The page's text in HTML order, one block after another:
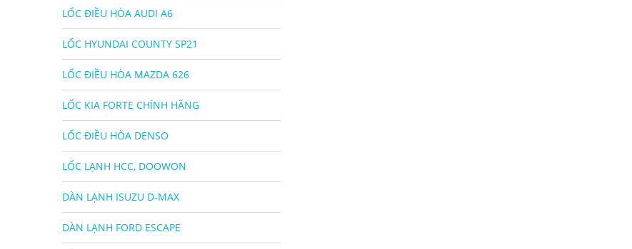
LỐC ĐIỀU HÒA AUDI A6
LỐC HYUNDAI COUNTY SP21
LỐC ĐIỀU HÒA MAZDA 626
LỐC KIA FORTE CHÍNH HÃNG
LỐC ĐIỀU HÒA DENSO
LỐC LẠNH HCC, DOOWON
DÀN LẠNH ISUZU D-MAX
DÀN LẠNH FORD ESCAPE